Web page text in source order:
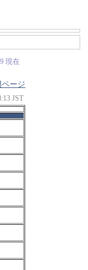
現在
ページ
JST